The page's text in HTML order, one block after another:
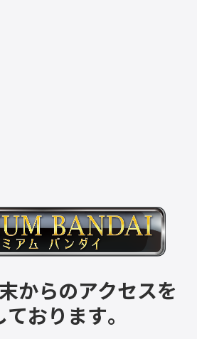
からのアクセスを
おります。